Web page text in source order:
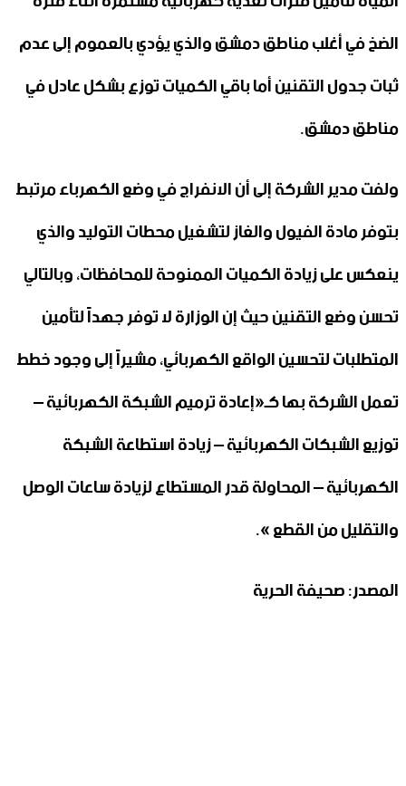
الضخ في أغلب مناطق دمشق والذي يؤدي بالعموم إلى عدم
ثبات جدول التقنين أما باقي الكميات توزع بشكل عادل في
مناطق دمشق.
ولفت مدير الشركة إلى أن الانفراج في وضع الكهرباء مرتبط
بتوفر مادة الفيول والغاز لتشغيل محطات التوليد والذي
ينعكس على زيادة الكميات الممنوحة للمحافظات، وبالتالي
تحسن وضع التقنين حيث إن الوزارة لا توفر جهداً لتأمين
المتطلبات لتحسين الواقع الكهربائي، مشيراً إلى وجود خطط
تعمل الشركة بها كـ«إعادة ترميم الشبكة الكهربائية –
توزيع الشبكات الكهربائية – زيادة استطاعة الشبكة
الكهربائية – المحاولة قدر المستطاع لزيادة ساعات الوصل
والتقليل من القطع ».
المصدر: صحيفة الحرية